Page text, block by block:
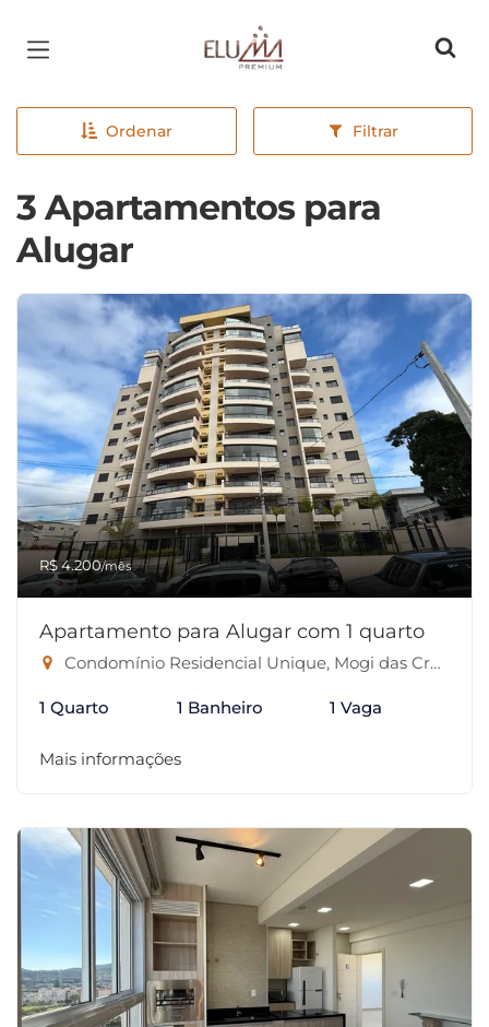
Página inicial
Ordenar Filtrar
3 Apartamentos para
Alugar
R$ 4.200/mês
Apartamento para Alugar com 1 quarto
Condomínio Residencial Unique, Mogi das Cruzes-SP
1 Quarto 1 Banheiro 1 Vaga
Mais informações